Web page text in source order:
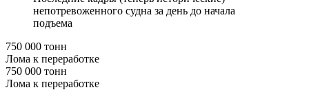
непотревоженного судна за день до начала
подъема
750 000 тонн
Лома к переработке
750 000 тонн
Лома к переработке